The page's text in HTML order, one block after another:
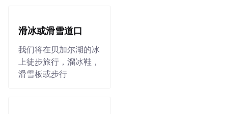
滑冰或滑雪道口
我们将在贝加尔湖的冰
上徒步旅行，溜冰鞋，
滑雪板或步行